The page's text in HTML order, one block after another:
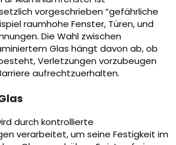
vorgeschrieben “gefährliche
raumhohe Fenster, Türen, und
Die Wahl zwischen
Glas hängt davon ab, ob
Verletzungen vorzubeugen
aufrechtzuerhalten.
durch kontrollierte
verarbeitet, um seine Festigkeit im